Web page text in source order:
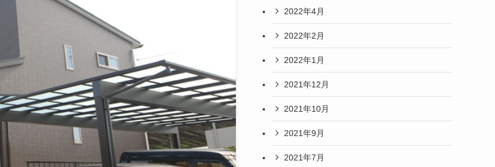
2022年4月
2022年2月
2022年1月
2021年12月
2021年10月
2021年9月
2021年7月